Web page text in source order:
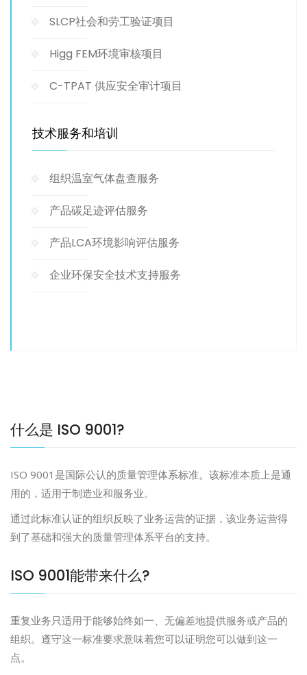
SLCP社会和劳工验证项目
Higg FEM环境审核项目
C-TPAT 供应安全审计项目
技术服务和培训
组织温室气体盘查服务
产品碳足迹评估服务
产品LCA环境影响评估服务
企业环保安全技术支持服务
什么是 ISO 9001?
ISO 9001是国际公认的质量管理体系标准。该标准本质上是通
用的，适用于制造业和服务业。
通过此标准认证的组织反映了业务运营的证据，该业务运营得
到了基础和强大的质量管理体系平台的支持。
ISO 9001能带来什么?
重复业务只适用于能够始终如一、无偏差地提供服务或产品的
组织。遵守这一标准要求意味着您可以证明您可以做到这一
点。